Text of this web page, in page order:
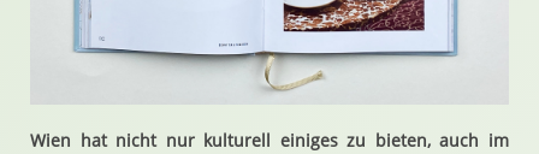
Wien hat nicht nur kulturell einiges zu bieten, auch im